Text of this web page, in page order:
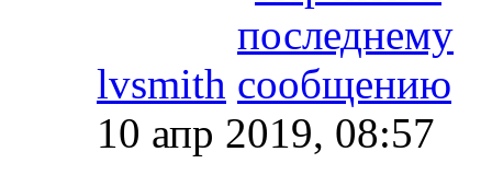
lvsmith
10 апр 2019, 08:57